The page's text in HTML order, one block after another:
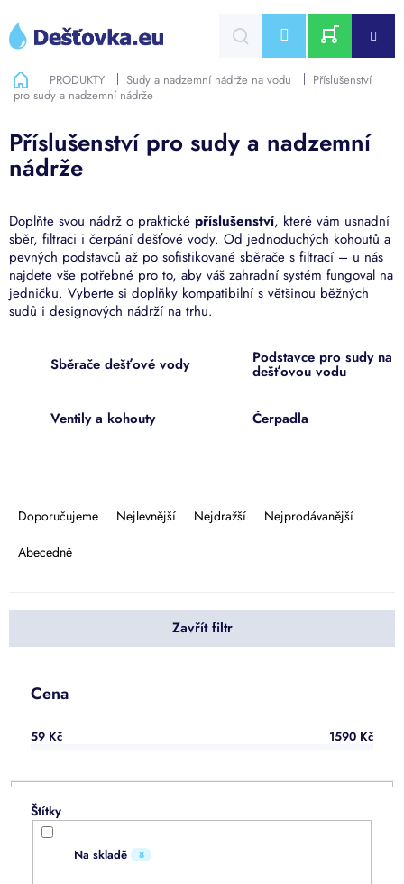
obsah
CZK
NÁKUPNÍ
DomůPRODUKTY Sudy a nadzemní nádrže na vodu
Příslušenství
pro sudy a nadzemní nádrže
Příslušenství pro sudy a nadzemní
nádrže
Doplňte svou nádrž o praktické příslušenství, které vám usnadní
sběr, filtraci i čerpání dešťové vody. Od jednoduchých kohoutů a
pevných podstavců až po sofistikované sběrače s filtrací – u nás
najdete vše potřebné pro to, aby váš zahradní systém fungoval na
jedničku. Vyberte si doplňky kompatibilní s většinou běžných
sudů i designových nádrží na trhu.
Sběrače dešťové vody Podstavce pro sudy na
dešťovou vodu
Ventily a kohouty Čerpadla
p
o
Doporučujeme Nejlevnější Nejdražší
Nejprodávanější
Abecedně
Zavřít filtr
Cena
59 Kč 1590 Kč
Na skladě 8